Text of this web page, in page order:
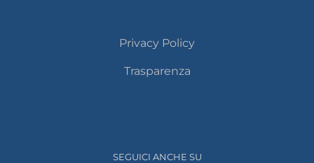
Privacy Policy
Trasparenza
SEGUICI ANCHE SU